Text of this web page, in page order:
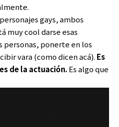
gays, ambos
muy cool darse esas
personas, ponerte en los
vara (como dicen acá). Es
de la actuación.Es algo que